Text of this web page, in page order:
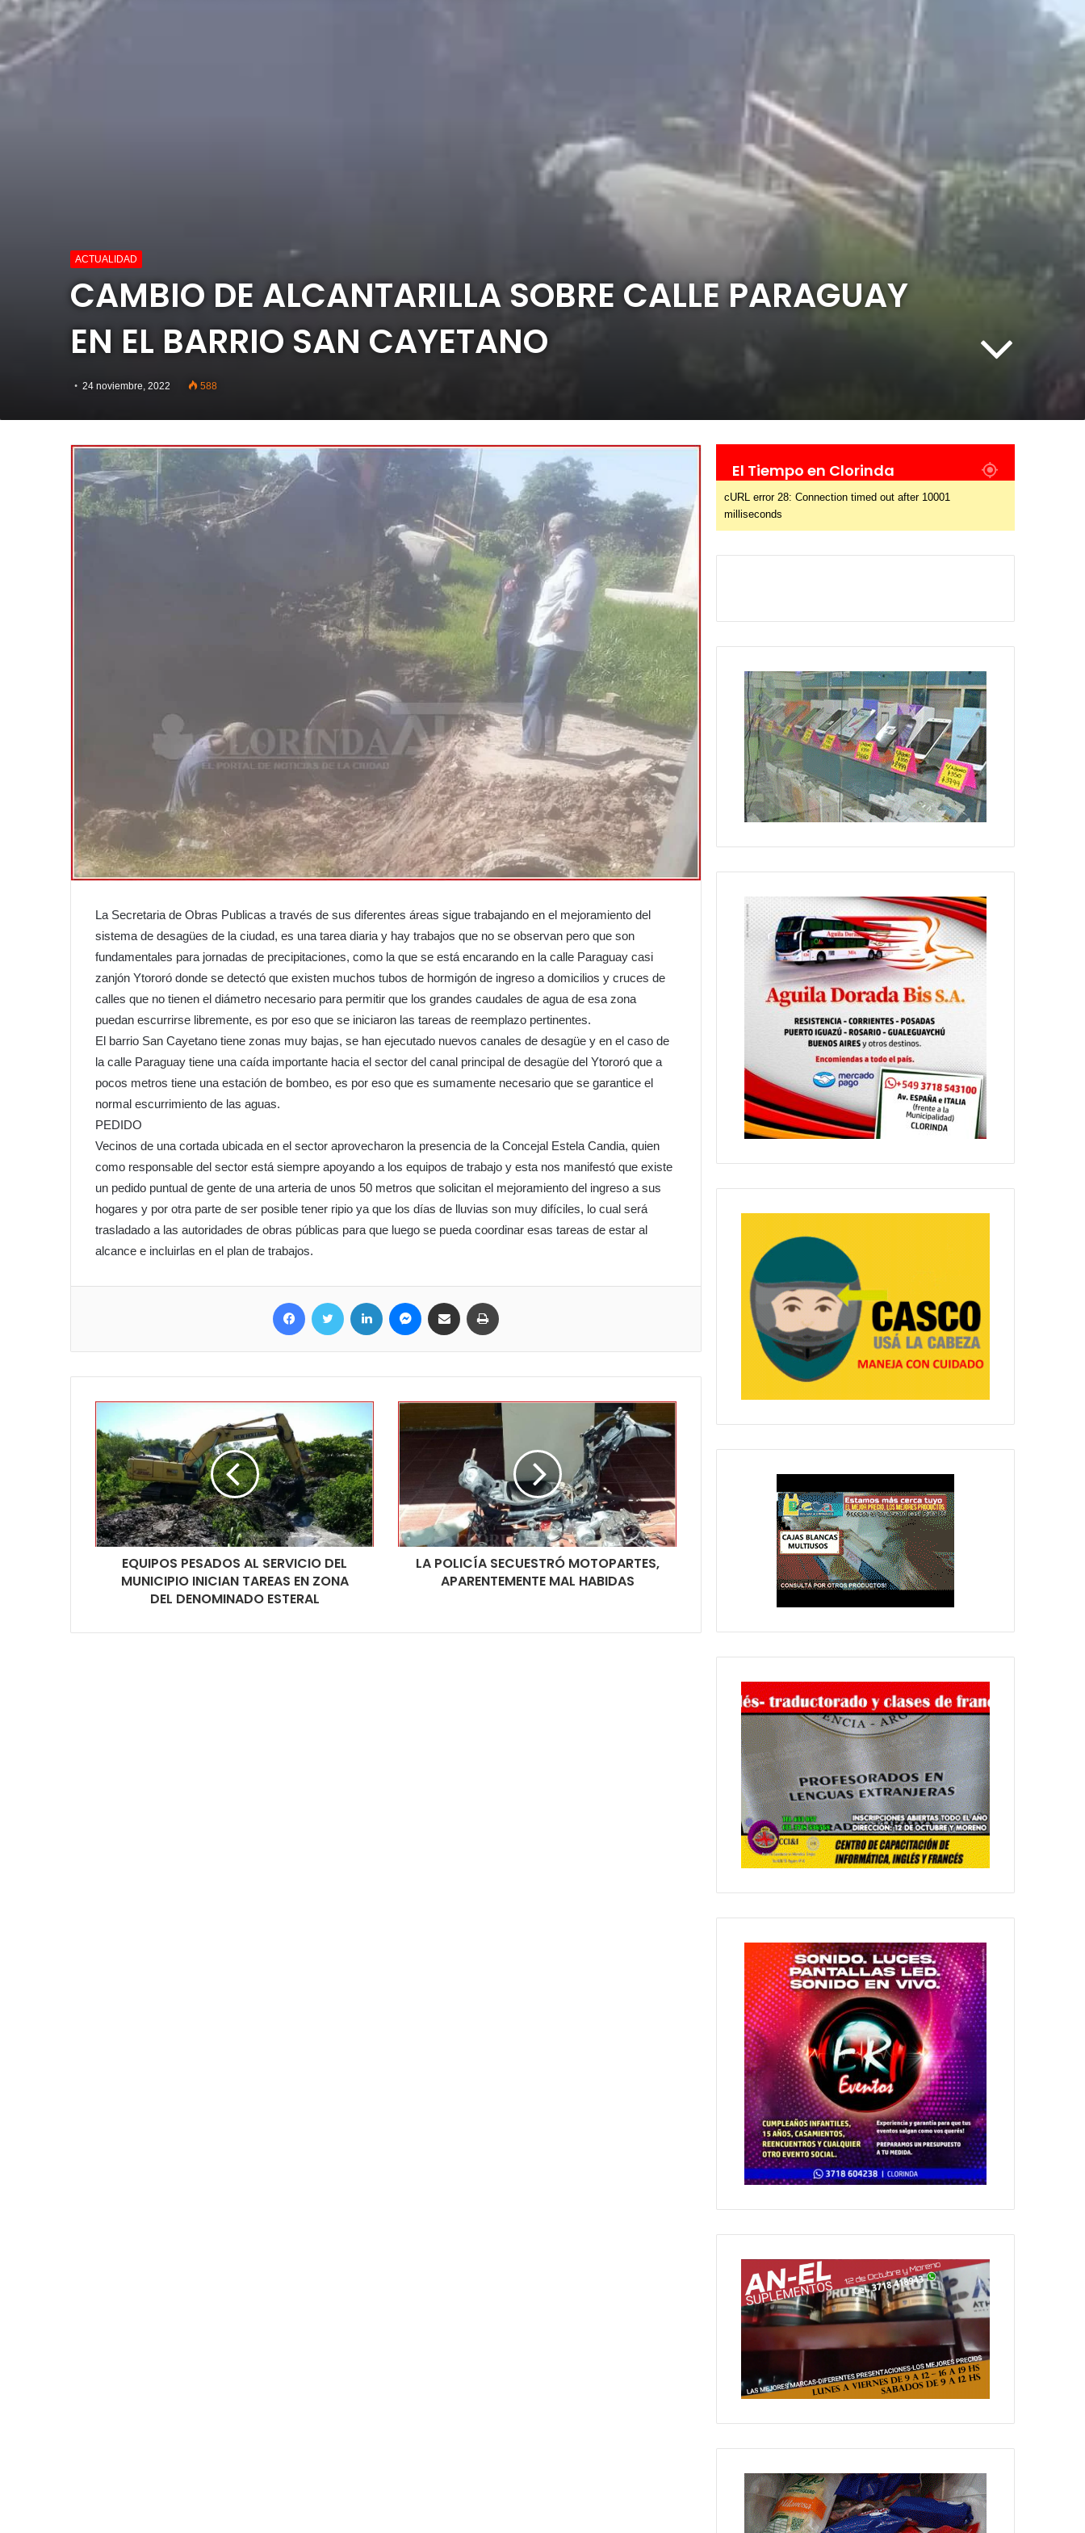
ACTUALIDAD
CAMBIO DE ALCANTARILLA SOBRE CALLE PARAGUAY
EN EL BARRIO SAN CAYETANO
24 noviembre, 2022 588
La Secretaria de Obras Publicas a través de sus diferentes áreas sigue trabajando en el mejoramiento del
sistema de desagües de la ciudad, es una tarea diaria y hay trabajos que no se observan pero que son
fundamentales para jornadas de precipitaciones, como la que se está encarando en la calle Paraguay casi
zanjón Ytororó donde se detectó que existen muchos tubos de hormigón de ingreso a domicilios y cruces de
calles que no tienen el diámetro necesario para permitir que los grandes caudales de agua de esa zona
puedan escurrirse libremente, es por eso que se iniciaron las tareas de reemplazo pertinentes.
El barrio San Cayetano tiene zonas muy bajas, se han ejecutado nuevos canales de desagüe y en el caso de
la calle Paraguay tiene una caída importante hacia el sector del canal principal de desagüe del Ytororó que a
pocos metros tiene una estación de bombeo, es por eso que es sumamente necesario que se garantice el
normal escurrimiento de las aguas.
PEDIDO
Vecinos de una cortada ubicada en el sector aprovecharon la presencia de la Concejal Estela Candia, quien
como responsable del sector está siempre apoyando a los equipos de trabajo y esta nos manifestó que existe
un pedido puntual de gente de una arteria de unos 50 metros que solicitan el mejoramiento del ingreso a sus
hogares y por otra parte de ser posible tener ripio ya que los días de lluvias son muy difíciles, lo cual será
trasladado a las autoridades de obras públicas para que luego se pueda coordinar esas tareas de estar al
alcance e incluirlas en el plan de trabajos.
Facebook Twitter LinkedIn MessengerCompartir por correo electrónico
EQUIPOS PESADOS AL SERVICIO DEL
MUNICIPIO INICIAN TAREAS EN ZONA
DEL DENOMINADO ESTERAL
LA POLICÍA SECUESTRÓ MOTOPARTES,
APARENTEMENTE MAL HABIDAS
El Tiempo en Clorinda
cURL error 28: Connection timed out after 10001
milliseconds